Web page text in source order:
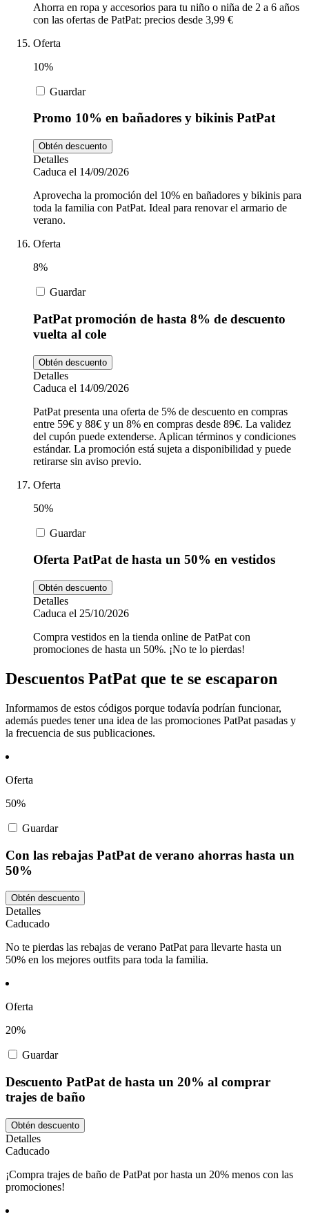
Ahorra en ropa y accesorios para tu niño o niña de 2 a 6 años
con las ofertas de PatPat: precios desde 3,99 €
Oferta
10%
Guardar
Promo 10% en bañadores y bikinis PatPat
Obtén descuento
Detalles
Caduca el 14/09/2026
Aprovecha la promoción del 10% en bañadores y bikinis para
toda la familia con PatPat. Ideal para renovar el armario de
verano.
Oferta
8%
Guardar
PatPat promoción de hasta 8% de descuento
vuelta al cole
Obtén descuento
Detalles
Caduca el 14/09/2026
PatPat presenta una oferta de 5% de descuento en compras
entre 59€ y 88€ y un 8% en compras desde 89€. La validez
del cupón puede extenderse. Aplican términos y condiciones
estándar. La promoción está sujeta a disponibilidad y puede
retirarse sin aviso previo.
Oferta
50%
Guardar
Oferta PatPat de hasta un 50% en vestidos
Obtén descuento
Detalles
Caduca el 25/10/2026
Compra vestidos en la tienda online de PatPat con
promociones de hasta un 50%. ¡No te lo pierdas!
Descuentos PatPat que te se escaparon
Informamos de estos códigos porque todavía podrían funcionar,
además puedes tener una idea de las promociones PatPat pasadas y
la frecuencia de sus publicaciones.
Oferta
50%
Guardar
Con las rebajas PatPat de verano ahorras hasta un
50%
Obtén descuento
Detalles
Caducado
No te pierdas las rebajas de verano PatPat para llevarte hasta un
50% en los mejores outfits para toda la familia.
Oferta
20%
Guardar
Descuento PatPat de hasta un 20% al comprar
trajes de baño
Obtén descuento
Detalles
Caducado
¡Compra trajes de baño de PatPat por hasta un 20% menos con las
promociones!